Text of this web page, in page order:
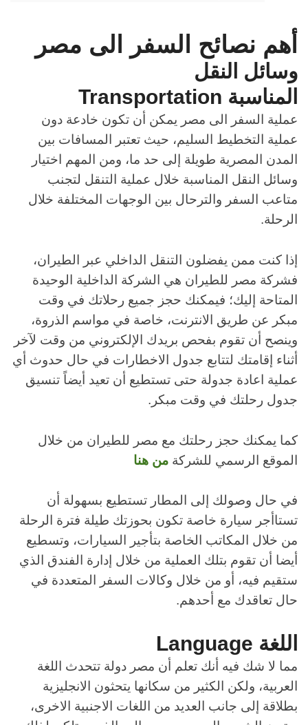
أهم نصائح السفر الى مصر
وسائل النقل
المناسبة Transportation
عملية السفر الى مصر يمكن أن تكون خادعة دون
عملية التخطيط السليم، حيث تعتبر المسافات بين
المدن المصرية طويلة إلى حد ما، ومن المهم اختيار
وسائل النقل المناسبة خلال عملية التنقل لتجنب
متاعب السفر والترحال بين الوجهات المختلفة خلال
الرحلة.
إذا كنت ممن يفضلون التنقل الداخلي عبر الطيران،
فشركة مصر للطيران هي الشركة الداخلية الوحيدة
المتاحة إليك؛ فيمكنك حجز جميع رحلاتك في وقت
مبكر عن طريق الانترنت، خاصة في مواسم الذروة،
وينصح أن تقوم بفحص بريدك الإلكتروني من وقت لآخر
أثناء إقامتك لتتابع جدول الاخطارات في حال حدوث أي
عملية اعادة جدولة حتى تستطيع أن تعيد أيضاً تنسيق
جدول رحلتك في وقت مبكر.
كما يمكنك حجز رحلتك مع مصر للطيران من خلال
الموقع الرسمي للشركة من هنا
في حال وصولك إلى المطار تستطيع بسهولة أن
تستاأجر سيارة خاصة تكون بحوزتك طيلة فترة الرحلة
من خلال المكاتب الخاصة بتأجير السيارات، وتسطيع
أيضا أن تقوم بتلك العملية من خلال إدارة الفندق الذي
ستقيم فيه، أو من خلال وكالات السفر المتعددة في
حال تعاقدك مع أحدهم.
اللغة Language
مما لا شك فيه أنك تعلم أن مصر دولة تتحدث اللغة
العربية، ولكن الكثير من سكانها يتحثون الانجليزية
بطلاقة إلى جانب العديد من اللغات الاجنبية الاخرى،